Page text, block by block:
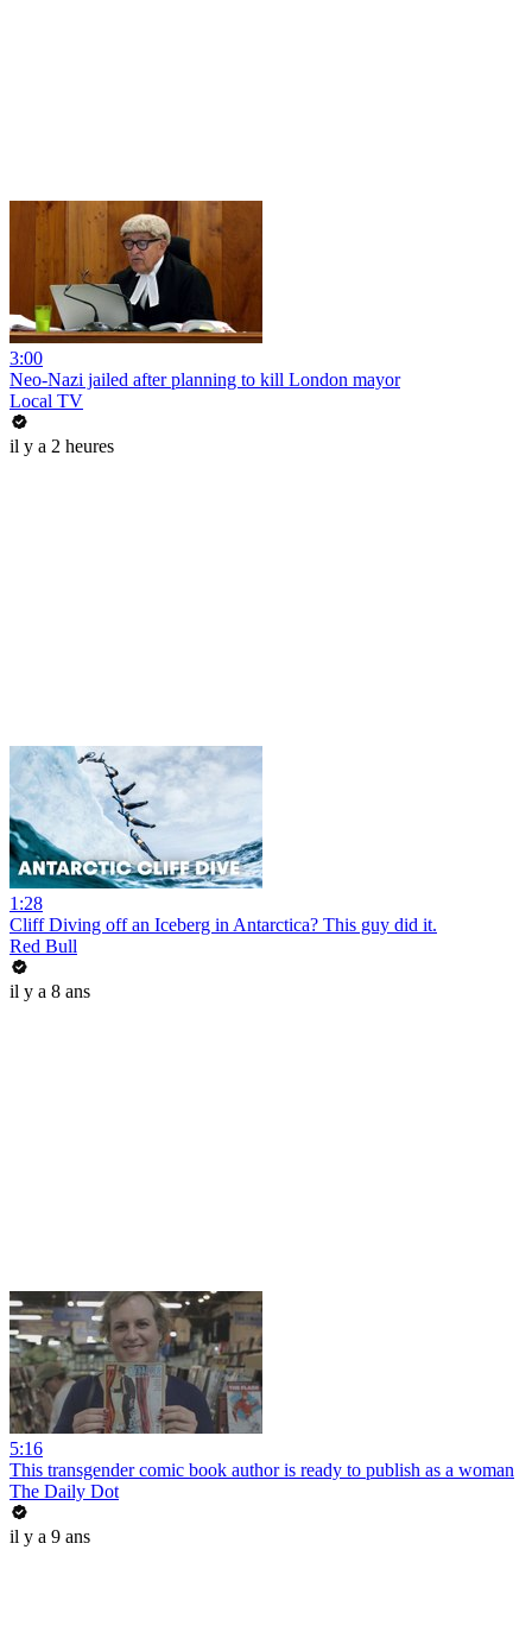
3:00
Neo-Nazi jailed after planning to kill London mayor
Local TV
il y a 2 heures
1:28
Cliff Diving off an Iceberg in Antarctica? This guy did it.
Red Bull
il y a 8 ans
5:16
This transgender comic book author is ready to publish as a woman
The Daily Dot
il y a 9 ans